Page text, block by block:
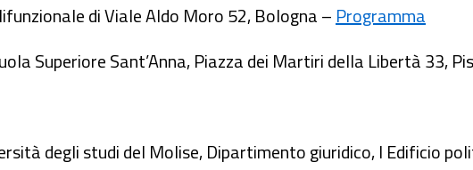
di Viale Aldo Moro 52, Bologna – Programma
Superiore Sant’Anna, Piazza dei Martiri della Libertà 33,
degli studi del Molise, Dipartimento giuridico, I Edificio